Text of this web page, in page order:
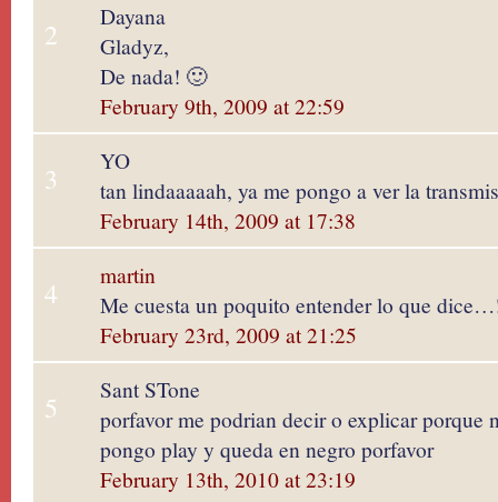
2
Dayana
Gladyz,
De nada! 🙂
February 9th, 2009 at 22:59
3
YO
tan lindaaaaah, ya me pongo a ver la
February 14th, 2009 at 17:38
4
martin
Me cuesta un poquito entender lo que
February 23rd, 2009 at 21:25
5
Sant STone
porfavor me podrian decir o explicar porque
pongo play y queda en negro porfavor
February 13th, 2010 at 23:19